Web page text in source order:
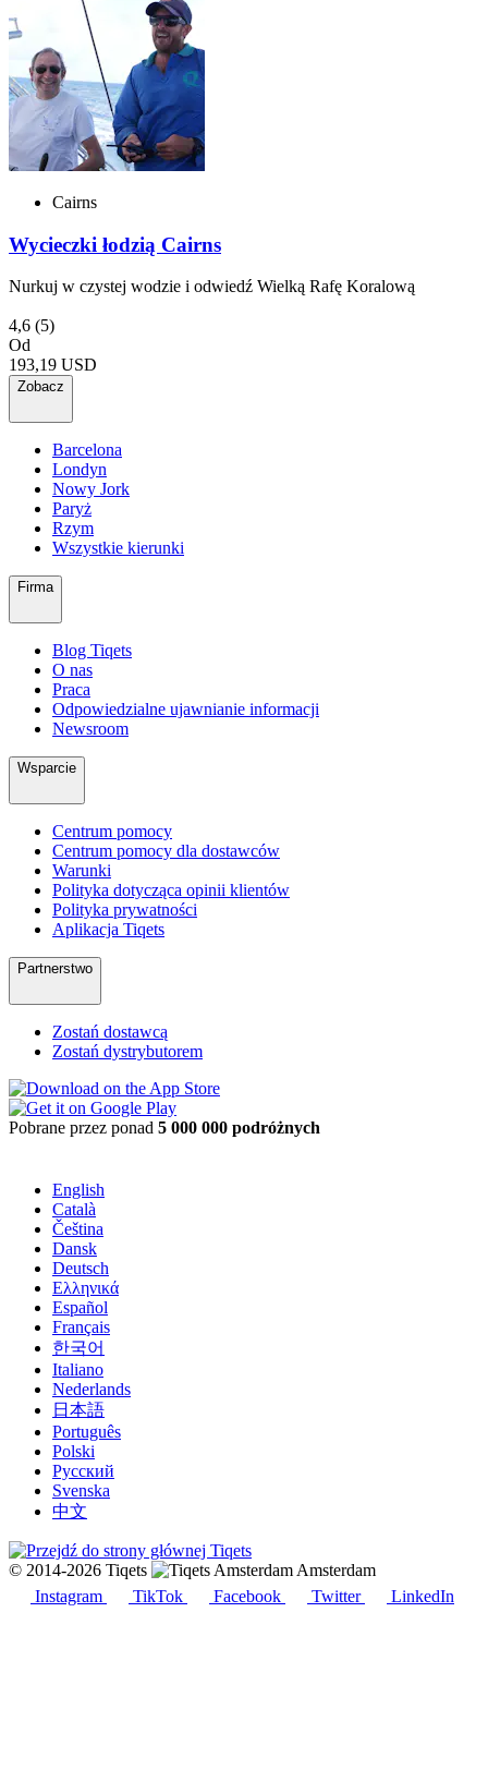
Cairns
Wycieczki łodzią Cairns
Nurkuj w czystej wodzie i odwiedź Wielką Rafę Koralową
4,6 (5)
Od
193,19 USD
Zobacz
Barcelona
Londyn
Nowy Jork
Paryż
Rzym
Wszystkie kierunki
Firma
Blog Tiqets
O nas
Praca
Odpowiedzialne ujawnianie informacji
Newsroom
Wsparcie
Centrum pomocy
Centrum pomocy dla dostawców
Warunki
Polityka dotycząca opinii klientów
Polityka prywatności
Aplikacja Tiqets
Partnerstwo
Zostań dostawcą
Zostań dystrybutorem
Pobrane przez ponad 5 000 000 podróżnych
English
Català
Čeština
Dansk
Deutsch
Ελληνικά
Español
Français
한국어
Italiano
Nederlands
日本語
Português
Polski
Русский
Svenska
中文
© 2014-2026 Tiqets
Amsterdam
Instagram
TikTok Facebook Twitter LinkedIn